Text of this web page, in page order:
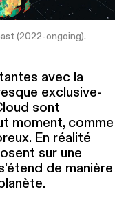
(2022-ongoing).
avec la
exclu­sive­
sont
moment, comme
En réalité
sur une
de manière